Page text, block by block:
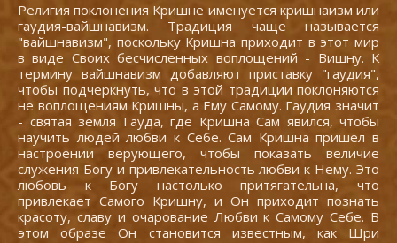
Религия поклонения Кришне именуется кришнаизм или
гаудия-вайшнавизм. Традиция чаще называется
"вайшнавизм", поскольку Кришна приходит в этот мир
в виде Своих бесчисленных воплощений - Вишну. К
термину вайшнавизм добавляют приставку "гаудия",
чтобы подчеркнуть, что в этой традиции поклоняются
не воплощениям Кришны, а Ему Самому. Гаудия значит
- святая земля Гауда, где Кришна Сам явился, чтобы
научить людей любви к Себе. Сам Кришна пришел в
настроении верующего, чтобы показать величие
служения Богу и привлекательность любви к Нему. Это
любовь к Богу настолько притягательна, что
привлекает Самого Кришну, и Он приходит познать
красоту, славу и очарование Любви к Самому Себе. В
этом образе Он становится известным, как Шри